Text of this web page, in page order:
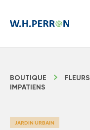
BOUTIQUE FLEURS
IMPATIENS
JARDIN URBAIN